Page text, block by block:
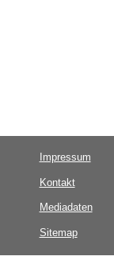
Impressum
Kontakt
Mediadaten
Sitemap